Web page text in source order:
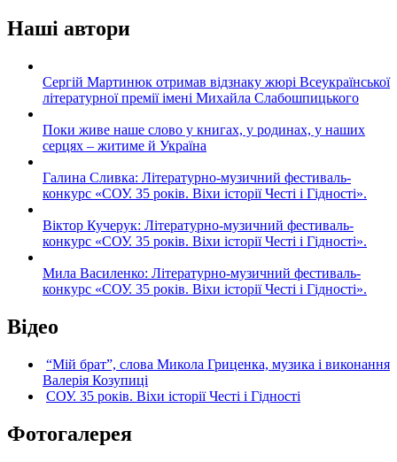
Наші автори
Сергій Мартинюк отримав відзнаку жюрі Всеукраїнської
літературної премії імені Михайла Слабошпицького
Поки живе наше слово у книгах, у родинах, у наших
серцях – житиме й Україна
Галина Сливка: Літературно-музичний фестиваль-
конкурс «СОУ. 35 років. Віхи історії Честі і Гідності».
Віктор Кучерук: Літературно-музичний фестиваль-
конкурс «СОУ. 35 років. Віхи історії Честі і Гідності».
Мила Василенко: Літературно-музичний фестиваль-
конкурс «СОУ. 35 років. Віхи історії Честі і Гідності».
Відео
“Мій брат”, слова Микола Гриценка, музика і виконання
Валерія Козупиці
СОУ. 35 років. Віхи історії Честі і Гідності
Фотогалерея